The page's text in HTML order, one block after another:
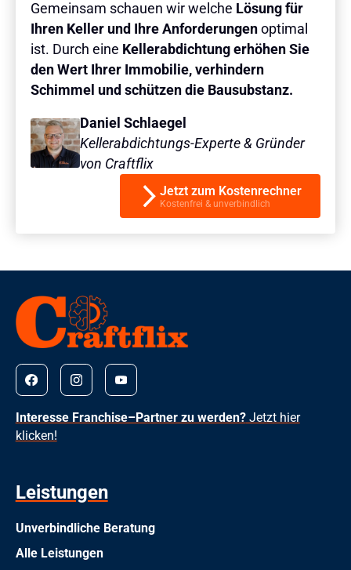
Gemeinsam schauen wir welche Lösung für
Ihren Keller und Ihre Anforderungenoptimal
ist. Durch eine Kellerabdichtung erhöhen Sie
den Wert Ihrer Immobilie, verhindern
Schimmel und schützen die Bausubstanz.
Daniel Schlaegel
Kellerabdichtungs-Experte & Gründer
von Craftflix
Jetzt zum Kostenrechner
Kostenfrei & unverbindlich
Interesse Franchise–Partner zu werden?Jetzt hier
klicken!
Leistungen
Unverbindliche Beratung
Alle Leistungen